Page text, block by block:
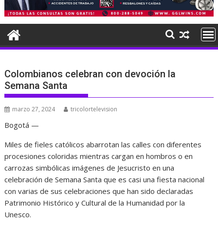
Colombianos celebran con devoción la
Semana Santa
marzo 27, 2024 tricolortelevision
Bogotá —
Miles de fieles católicos abarrotan las calles con diferentes
procesiones coloridas mientras cargan en hombros o en
carrozas simbólicas imágenes de Jesucristo en una
celebración de Semana Santa que es casi una fiesta nacional
con varias de sus celebraciones que han sido declaradas
Patrimonio Histórico y Cultural de la Humanidad por la
Unesco.